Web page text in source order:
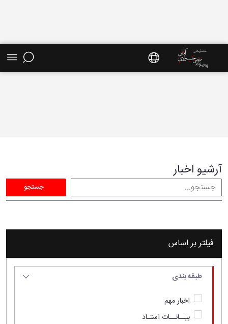
آرشیو اخبار
جستجو
فیلتر بر اساس
طبقه بندی
اخبار مهم
بیــانــات استـاد